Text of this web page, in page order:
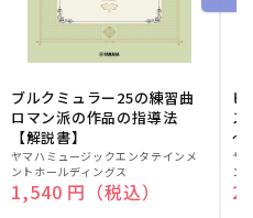
ブルクミュラー25の練習曲
ロマン派の作品の指導法
【解説書】
販
売
元:
ヤマハミュージックエンタテインメ
ントホールディングス
通常価格
1,540 円（税込）
ピ
ス
～
販
売
元:
ヤ
ン